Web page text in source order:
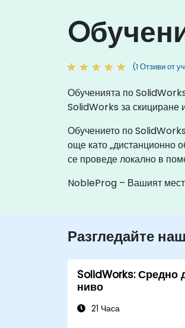
(1 Отзиви от
Обученията по
SolidWorks за скициране
Обучението по
още като „дистанционно
се проведе локално в
NobleProg – Вашият
Разгледайте
SolidWorks: Средно
ниво
21 Часа